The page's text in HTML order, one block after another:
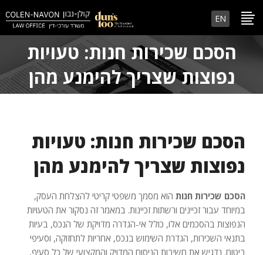
EN
הסכם שכירות חנות: טעויות
נפוצות שצריך להימנע מהן
הסכם שכירות חנות: טעויות
נפוצות שצריך להימנע מהן
הסכם שכירות חנות הוא מסמך משפטי קריטי להצלחת העסק,
במיוחד עבור זכיינים ורשתות זכיינות. במאמר זה נסקור את הטעויות
הנפוצות בהסכמים אלו, כולל אי-הגדרה מדויקת של הנכס, בעיות
בתנאי השכירות, הגדרת השימוש בנכס, אחריות לתחזוקה, וסעיפי
ביטוח. נדגיש את חשיבות הניסוח המדויק והמקצועי של כל סעיף,